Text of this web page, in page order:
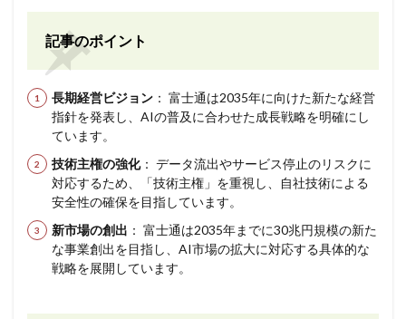
記事のポイント
長期経営ビジョン ： 富士通は2035年に向けた新たな経営
指針を発表し、AIの普及に合わせた成長戦略を明確にし
ています。
技術主権の強化： データ流出やサービス停止のリスクに
対応するため、「技術主権」を重視し、自社技術による
安全性の確保を目指しています。
新市場の創出 ： 富士通は2035年までに30兆円規模の新た
な事業創出を目指し、AI市場の拡大に対応する具体的な
戦略を展開しています。